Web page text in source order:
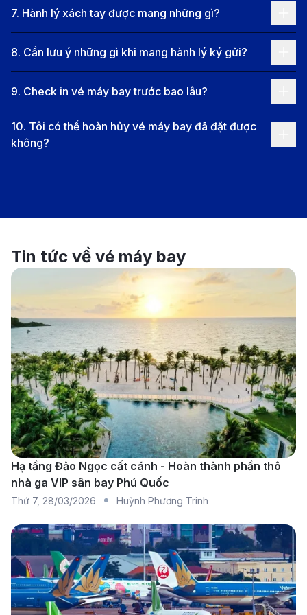
màu mè, nhưng đủ khiến người ta nhớ mãi chỉ sau một
Hải Phòng không vội vàng, nhưng đủ tinh tế để níu
chân bất kỳ ai. Thành phố này không chỉ là điểm đến
mà là nơi để người ta tạm dừng, hít một hơi thật sâu,
và nhận ra rằng: có những vùng đất bình dị thôi,
nhưng lại đủ sức làm đầy trái tim.
Phòng: Lịch bay và giá vé mới nhất (Nguồn: Internet)
Hiện nay, chặng bay từ Chu Lai (VCL) đi Hải Phòng
(HPH) vẫn chưa có đường bay thẳng khai thác
thường xuyên mỗi ngày. Để di chuyển giữa hai thành
7. Hành lý xách tay được mang những gì?
8. Cần lưu ý những gì khi mang hành lý ký gửi?
9. Check in vé máy bay trước bao lâu?
10. Tôi có thể hoàn hủy vé máy bay đã đặt được
không?
Tin tức về vé máy bay
Hạ tầng Đảo Ngọc cất cánh - Hoàn thành phần thô
nhà ga VIP sân bay Phú Quốc
Thứ 7, 28/03/2026 Huỳnh Phương Trinh